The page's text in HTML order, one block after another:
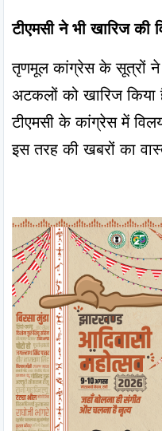
टीएमसी ने भी खारिज की
तृणमूल कांग्रेस के सूत्रों ने
अटकलों को खारिज किया
टीएमसी के कांग्रेस में
इस तरह की खबरों का